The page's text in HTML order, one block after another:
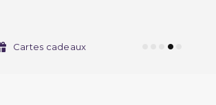
Cartes cadeaux